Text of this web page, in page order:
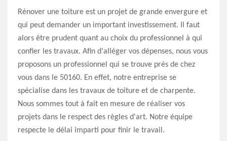
Rénover une toiture est un projet de grande envergure et
qui peut demander un important investissement. Il faut
alors être prudent quant au choix du professionnel à qui
confier les travaux. Afin d'alléger vos dépenses, nous vous
proposons un professionnel qui se trouve près de chez
vous dans le 50160. En effet, notre entreprise se
spécialise dans les travaux de toiture et de charpente.
Nous sommes tout à fait en mesure de réaliser vos
projets dans le respect des règles d'art. Notre équipe
respecte le délai imparti pour finir le travail.